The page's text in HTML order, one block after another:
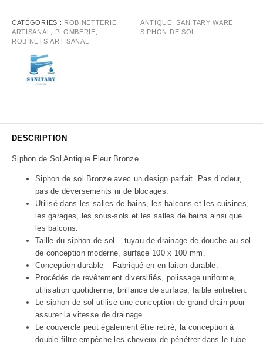
CATÉGORIES : ROBINETTERIE
ARTISANAL
PLOMBERIE
ROBINETS ARTISANAL
ANTIQUE ,SANITARY WARE
SIPHON DE SOL
DESCRIPTION
Siphon de Sol Antique Fleur Bronze
Siphon de sol Bronze avec un design parfait. Pas d’odeur,
pas de déversements ni de blocages.
Utilisé dans les salles de bains, les balcons et les cuisines,
les garages, les sous-sols et les salles de bains ainsi que
les balcons.
Taille du siphon de sol – tuyau de drainage de douche au sol
de conception moderne, surface 100 x 100 mm.
Conception durable – Fabriqué en en laiton durable.
Procédés de revêtement diversifiés, polissage uniforme,
utilisation quotidienne, brillance de surface, faible entretien.
Le siphon de sol utilise une conception de grand drain pour
assurer la vitesse de drainage.
Le couvercle peut également être retiré, la conception à
double filtre empêche les cheveux de pénétrer dans le tube